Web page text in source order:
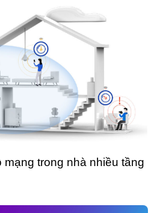
không logo trên máy